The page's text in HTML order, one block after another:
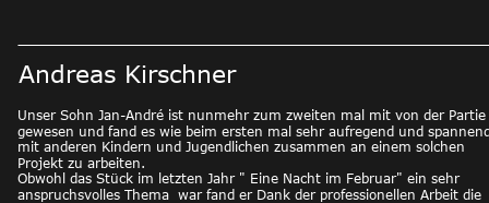
Unser Sohn Jan-André ist nunmehr zum zweiten mal mit von der Partie
gewesen und fand es wie beim ersten mal sehr aufregend und
mit anderen Kindern und Jugendlichen zusammen an einem solchen
Projekt zu arbeiten.
Obwohl das Stück im letzten Jahr " Eine Nacht im Februar" ein sehr
anspruchsvolles Thema  war fand er Dank der professionellen Arbeit die
Andreas Kirschner